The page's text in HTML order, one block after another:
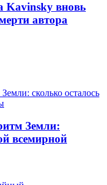
Kavinsky вновь
автора
Земли:
всемирной